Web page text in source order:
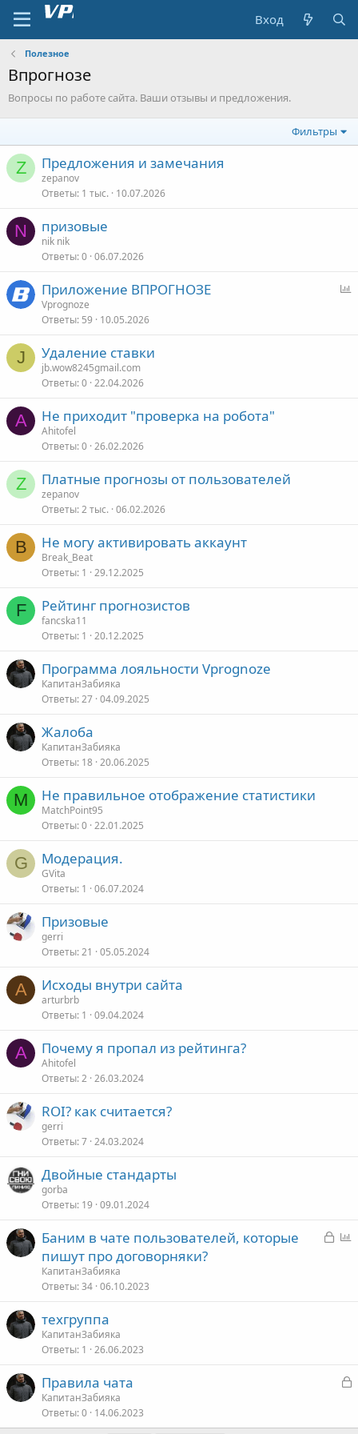
Вход
Полезное
Впрогнозе
Вопросы по работе сайта. Ваши отзывы и предложения.
Фильтры
Z Предложения и замечания
zepanov
Ответы 1 тыс. 10.07.2026
N призовые
nik nik
Ответы 0 06.07.2026
Приложение ВПРОГНОЗЕ
Vprognoze
Ответы 59 10.05.2026
J Удаление ставки
jb.wow8245gmail.com
Ответы 0 22.04.2026
A Не приходит "проверка на робота"
Ahitofel
Ответы 0 26.02.2026
Z Платные прогнозы от пользователей
zepanov
Ответы 2 тыс. 06.02.2026
B Не могу активировать аккаунт
Break_Beat
Ответы 1 29.12.2025
F Рейтинг прогнозистов
fancska11
Ответы 1 20.12.2025
Программа лояльности Vprognoze
КапитанЗабияка
Ответы 27 04.09.2025
Жалоба
КапитанЗабияка
Ответы 18 20.06.2025
M Не правильное отображение статистики
MatchPoint95
Ответы 0 22.01.2025
G Модерация.
GVita
Ответы 1 06.07.2024
Призовые
gerri
Ответы 21 05.05.2024
A Исходы внутри сайта
arturbrb
Ответы 1 09.04.2024
A Почему я пропал из рейтинга?
Ahitofel
Ответы 2 26.03.2024
ROI? как считается?
gerri
Ответы 7 24.03.2024
Двойные стандарты
gorba
Ответы 19 09.01.2024
З
Баним в чате пользователей, которые
пишут про договорняки?
КапитанЗабияка
Ответы 34 06.10.2023
техгруппа
КапитанЗабияка
Ответы 1 26.06.2023
З
р
Правила чата
КапитанЗабияка
Ответы 0 14.06.2023